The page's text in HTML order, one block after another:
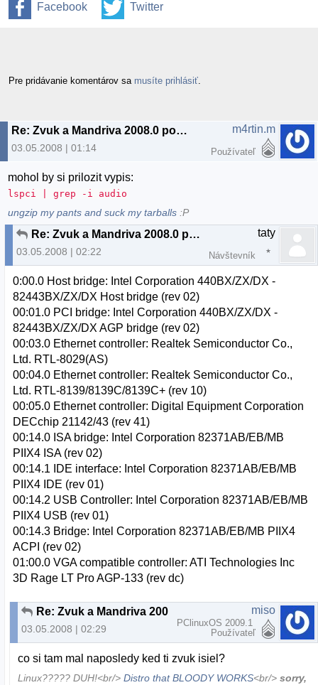
Facebook Twitter
Pre pridávanie komentárov sa musíte prihlásiť
Re: Zvuk a Mandriva 2008.0 pomoc
03.05.2008 | 01:14
m4rtin.m
Používateľ
mohol by si prilozit vypis:
lspci | grep -i audio
ungzip my pants and suck my tarballs :P
Re: Zvuk a Mandriva 2008.0 pomoc
03.05.2008 | 02:22
taty
Návštevník
0:00.0 Host bridge: Intel Corporation 440BX/ZX/DX -
82443BX/ZX/DX Host bridge (rev 02)
00:01.0 PCI bridge: Intel Corporation 440BX/ZX/DX -
82443BX/ZX/DX AGP bridge (rev 02)
00:03.0 Ethernet controller: Realtek Semiconductor Co.,
Ltd. RTL-8029(AS)
00:04.0 Ethernet controller: Realtek Semiconductor Co.,
Ltd. RTL-8139/8139C/8139C+ (rev 10)
00:05.0 Ethernet controller: Digital Equipment Corporation
DECchip 21142/43 (rev 41)
00:14.0 ISA bridge: Intel Corporation 82371AB/EB/MB
PIIX4 ISA (rev 02)
00:14.1 IDE interface: Intel Corporation 82371AB/EB/MB
PIIX4 IDE (rev 01)
00:14.2 USB Controller: Intel Corporation 82371AB/EB/MB
PIIX4 USB (rev 01)
00:14.3 Bridge: Intel Corporation 82371AB/EB/MB PIIX4
ACPI (rev 02)
01:00.0 VGA compatible controller: ATI Technologies Inc
3D Rage LT Pro AGP-133 (rev dc)
03.05.2008 | 02:29
miso
PClinuxOS 2009.1
Používateľ
co si tam mal naposledy ked ti zvuk isiel?
Linux????? DUH!<br/>Distro that BLOODY WORKS<br/>sorry,